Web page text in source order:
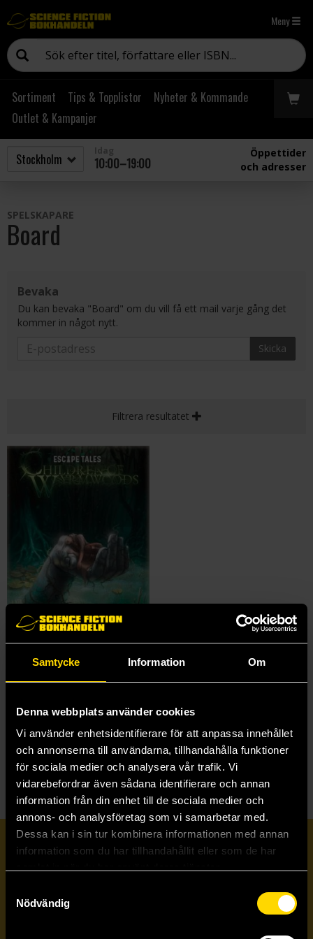
Samtycke Information Om
Denna webbplats använder cookies
Vi använder enhetsidentifierare för att anpassa innehållet
och annonserna till användarna, tillhandahålla funktioner
för sociala medier och analysera vår trafik. Vi
vidarebefordrar även sådana identifierare och annan
information från din enhet till de sociala medier och
annons- och analysföretag som vi samarbetar med.
Dessa kan i sin tur kombinera informationen med annan
information som du har tillhandahållit eller som de har
Nödvändig
Meny
Sortiment Tips & Topplistor
Nyheter & Kommande
Outlet & Kampanjer
10:00–19:00
Öppettider
och adresser
SPELSKAPARE
Board
Bevaka
Du kan bevaka "Board" om du vill få ett mail varje gång det
kommer in något nytt.
Skicka
Filtrera resultatet
Escape Tales: Children of Wyrmwood
Dice
Prenumerera på vårt nyhetsbrev
Skicka